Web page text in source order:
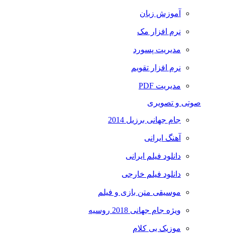
آموزش زبان
نرم افزار مک
مدیریت پسورد
نرم افزار تقویم
مدیریت PDF
صوتی و تصویری
جام جهانی برزیل 2014
آهنگ ایرانی
دانلود فیلم ایرانی
دانلود فیلم خارجی
موسیقی متن بازی و فیلم
ویژه جام جهانی 2018 روسیه
موزیک بی کلام